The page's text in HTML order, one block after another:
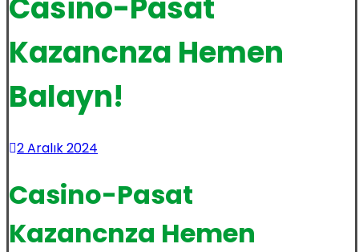
Casino-Pasat
Kazancnza Hemen
Balayn!
2 Aralık 2024
Casino-Pasat
Kazancnza Hemen